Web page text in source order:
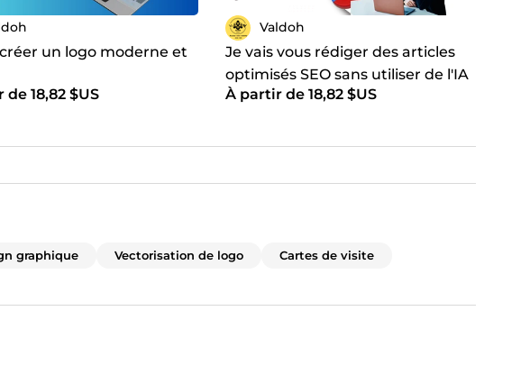
un logo moderne et
18,82 $US
Valdoh
Je vais vous rédiger des articles
optimisés SEO sans utiliser de l'IA
À partir de 18,82 $US
graphique Vectorisation de logo Cartes de visite